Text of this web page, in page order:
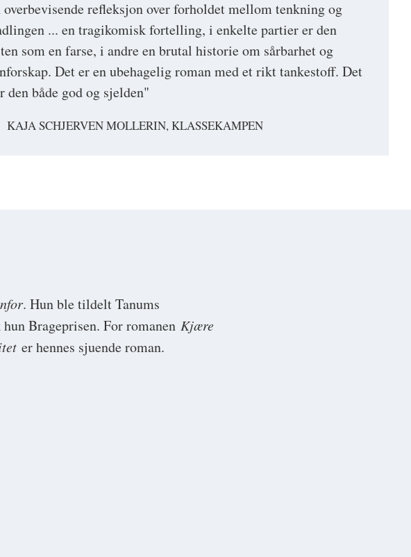
overbevisende refleksjon over forholdet mellom tenkning og
... en tragikomisk fortelling, i enkelte partier er den
som en farse, i andre en brutal historie om sårbarhet og
Det er en ubehagelig roman med et rikt tankestoff. Det
den både god og sjelden"
KAJA SCHJERVEN MOLLERIN, KLASSEKAMPEN
. Hun ble tildelt Tanums
Brageprisen. For romanen Kjære
er hennes sjuende roman.